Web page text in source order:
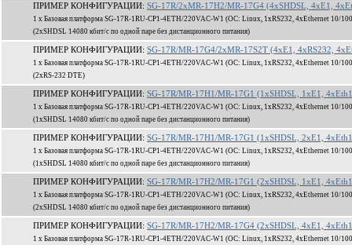
ПРИМЕР КОНФИГУРАЦИИ: SG-17R/2xMR-17H2/MR-17G4 (4xSHDSL, 4xE1,
1 x Базовая платформа SG-17R-1RU-CP1-4ETH/220VAC-W1 (ОС: Linux, 1xRS232, 4xEthernet 10/
(2xSHDSL 14080 кбит/c по одной паре без дистанционного питания)
ПРИМЕР КОНФИГУРАЦИИ: SG-17R/MR-17G4/2xMR-17S2T (4xE1, 4xRS232,
1 x Базовая платформа SG-17R-1RU-CP1-4ETH/220VAC-W1 (ОС: Linux, 1xRS232, 4xEthernet 10/
(2xRS-232 DTE)
ПРИМЕР КОНФИГУРАЦИИ: SG-17R/MR-17H1/MR-17G1 (1xSHDSL, 1xE1,
1 x Базовая платформа SG-17R-1RU-CP1-4ETH/220VAC-W1 (ОС: Linux, 1xRS232, 4xEthernet 10/
(1xSHDSL 14080 кбит/c по одной паре без дистанционного питания)
ПРИМЕР КОНФИГУРАЦИИ: SG-17R/MR-17H1/MR-17G1 (1xSHDSL, 2xE1,
1 x Базовая платформа SG-17R-1RU-CP1-4ETH/220VAC-W1 (ОС: Linux, 1xRS232, 4xEthernet 10/
(1xSHDSL 14080 кбит/c по одной паре без дистанционного питания)
ПРИМЕР КОНФИГУРАЦИИ: SG-17R/MR-17H2/MR-17G1 (2xSHDSL, 1xE1,
1 x Базовая платформа SG-17R-1RU-CP1-4ETH/220VAC-W1 (ОС: Linux, 1xRS232, 4xEthernet 10/
(2xSHDSL 14080 кбит/c по одной паре без дистанционного питания)
ПРИМЕР КОНФИГУРАЦИИ: SG-17R/MR-17H2/MR-17G4 (2xSHDSL, 4xE1,
1 x Базовая платформа SG-17R-1RU-CP1-4ETH/220VAC-W1 (ОС: Linux, 1xRS232, 4xEthernet 10/